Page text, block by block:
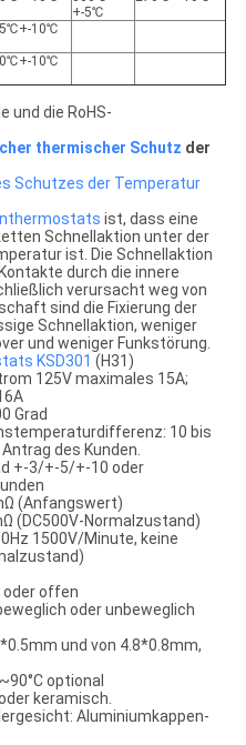
+-5℃
10℃
10℃
und die RoHS-
thermischer Schutz der
Schutzes der Temperatur
ist, dass eine
Schnellaktion unter der
ist. Die Schnellaktion
durch die innere
verursacht weg von
sind die Fixierung der
Schnellaktion, weniger
und weniger Funkstörung.
KSD301 (H31)
125V maximales 15A;
Grad
10 bis
des Kunden.
+-3/+-5/+-10 oder
(Anfangswert)
(DC500V-Normalzustand)
1500V/Minute, keine
oder offen
oder unbeweglich
und von 4.8*0.8mm,
optional
keramisch.
Aluminiumkappen-